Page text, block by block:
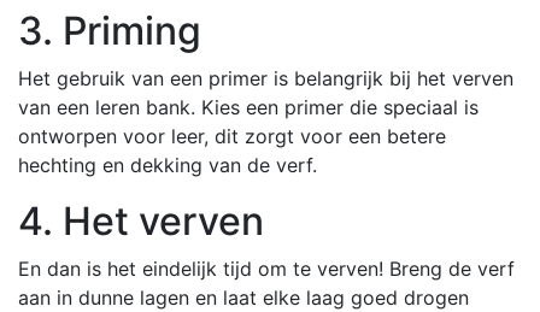
3. Priming
Het gebruik van een primer is belangrijk bij het verven
van een leren bank. Kies een primer die speciaal is
ontworpen voor leer, dit zorgt voor een betere
hechting en dekking van de verf.
4. Het verven
En dan is het eindelijk tijd om te verven! Breng de verf
aan in dunne lagen en laat elke laag goed drogen